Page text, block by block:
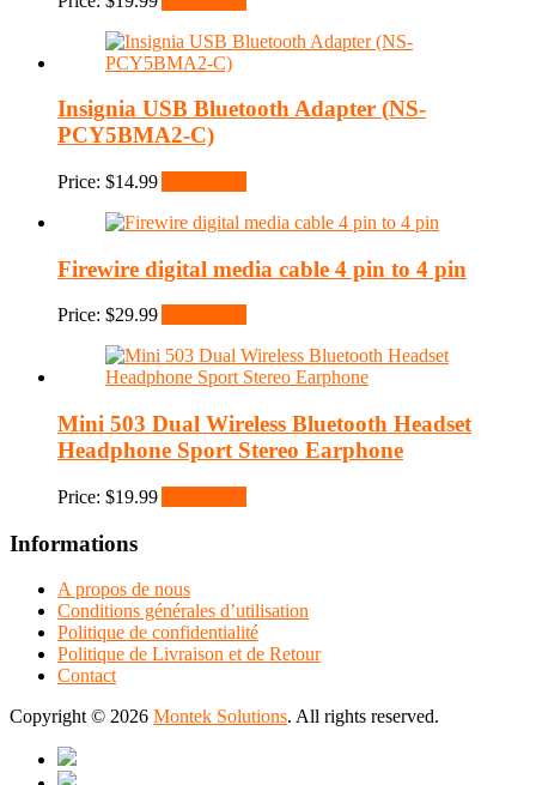
Insignia USB Bluetooth Adapter (NS-
PCY5BMA2-C)
Price: $14.99
Firewire digital media cable 4 pin to 4 pin
Price: $29.99
Mini 503 Dual Wireless Bluetooth Headset
Headphone Sport Stereo Earphone
Price: $19.99
Informations
A propos de nous
Conditions générales d’utilisation
Politique de confidentialité
Politique de Livraison et de Retour
Contact
Copyright © 2026 Montek Solutions. All rights reserved.